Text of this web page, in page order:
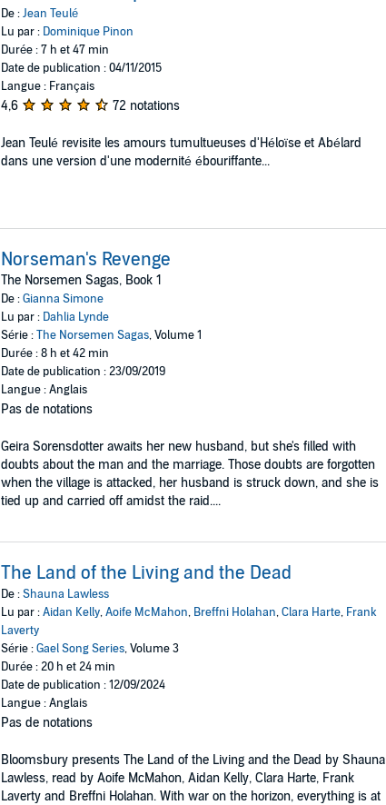
De :Jean Teulé
Lu par : Dominique Pinon
Durée : 7 h et 47 min
Date de publication : 04/11/2015
Langue : Français
4,6 72 notations
Jean Teulé revisite les amours tumultueuses d'Héloïse et Abélard
dans une version d'une modernité ébouriffante...
Norseman's Revenge
The Norsemen Sagas, Book 1
De :Gianna Simone
Lu par : Dahlia Lynde
Série :The Norsemen Sagas, Volume 1
Durée : 8 h et 42 min
Date de publication : 23/09/2019
Langue : Anglais
Pas de notations
Geira Sorensdotter awaits her new husband, but she's filled with
doubts about the man and the marriage. Those doubts are forgotten
when the village is attacked, her husband is struck down, and she is
tied up and carried off amidst the raid....
The Land of the Living and the Dead
De :Shauna Lawless
Lu par :Aidan Kelly,Aoife McMahon, Breffni Holahan,Clara Harte, Frank
Laverty
Série :Gael Song Series, Volume 3
Durée : 20 h et 24 min
Date de publication : 12/09/2024
Langue : Anglais
Pas de notations
Bloomsbury presents The Land of the Living and the Dead by Shauna
Lawless, read by Aoife McMahon, Aidan Kelly, Clara Harte, Frank
Laverty and Breffni Holahan. With war on the horizon, everything is at